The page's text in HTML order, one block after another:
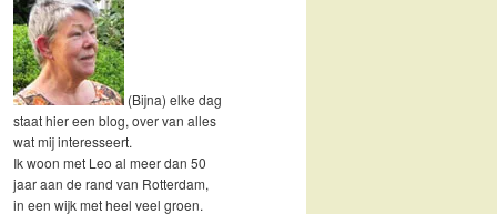
(Bijna) elke dag
staat hier een blog, over van alles
wat mij interesseert.
Ik woon met Leo al meer dan 50
jaar aan de rand van Rotterdam,
in een wijk met heel veel groen.